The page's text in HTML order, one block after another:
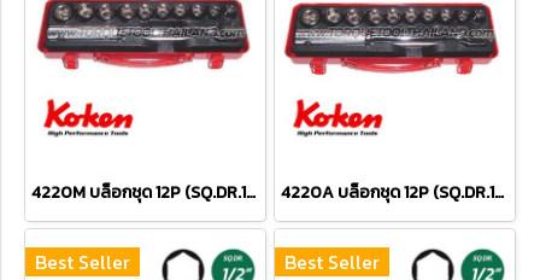
4220M บล็อกชุด 12P (SQ.DR.1/2") Socket Set 4220A บล็อกชุด 12P (SQ.DR.1/2") Socket Set
Best Seller Best Seller